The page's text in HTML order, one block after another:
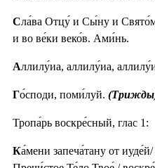
Сла́ва Отцу́ и Сы́ну и
и во ве́ки веко́в. Ами́нь.
Аллилу́иа, аллилу́иа,
Го́споди, поми́луй.
Тропа́рь воскре́сный, глас 1:
Ка́мени запеча́тану от